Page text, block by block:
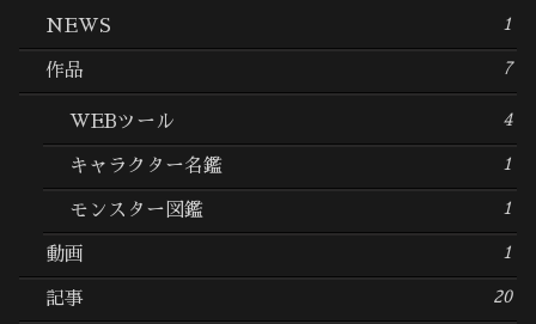
NEWS 1
作品 7
WEBツール 4
キャラクター名鑑 1
モンスター図鑑 1
動画 1
記事 20